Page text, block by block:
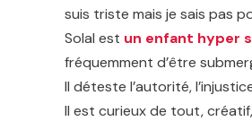
suis triste mais je sais pas
Solal est un enfant hyper
fréquemment d’être
Il déteste l’autorité,
Il est curieux de tout, créatif,